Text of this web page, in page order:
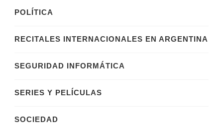
POLÍTICA
RECITALES INTERNACIONALES EN ARGENTINA
SEGURIDAD INFORMÁTICA
SERIES Y PELÍCULAS
SOCIEDAD